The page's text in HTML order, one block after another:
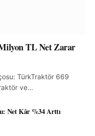
TL Net Zarar
TürkTraktör 669
ve…
Net Kâr %34 Arttı